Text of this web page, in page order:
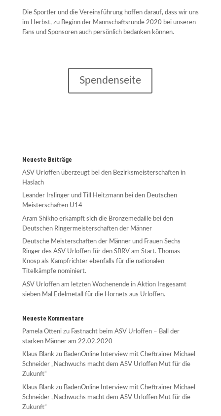
Die Sportler und die Vereinsführung hoffen darauf, dass wir uns
im Herbst, zu Beginn der Mannschaftsrunde 2020 bei unseren
Fans und Sponsoren auch persönlich bedanken können.
Spendenseite
Neueste Beiträge
ASV Urloffen überzeugt bei den Bezirksmeisterschaften in
Haslach
Leander Irslinger und Till Heitzmann bei den Deutschen
Meisterschaften U14
Aram Shikho erkämpft sich die Bronzemedaille bei den
Deutschen Ringermeisterschaften der Männer
Deutsche Meisterschaften der Männer und Frauen Sechs
Ringer des ASV Urloffen für den SBRV am Start. Thomas
Knosp als Kampfrichter ebenfalls für die nationalen
Titelkämpfe nominiert.
ASV Urloffen am letzten Wochenende in Aktion Insgesamt
sieben Mal Edelmetall für die Hornets aus Urloffen.
Neueste Kommentare
Pamela Ottenizu Fastnacht beim ASV Urloffen – Ball der
starken Männer am 22.02.2020
Klaus Blankzu BadenOnline Interview mit Cheftrainer Michael
Schneider „Nachwuchs macht dem ASV Urloffen Mut für die
Zukunft“
Klaus Blank zu BadenOnline Interview mit Cheftrainer Michael
Schneider „Nachwuchs macht dem ASV Urloffen Mut für die
Zukunft“